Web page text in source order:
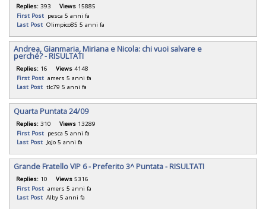
Replies: 393 Views 15885
First Post pesca 5 anni fa
Last Post Olimpico85 5 anni fa
Andrea, Gianmaria, Miriana e Nicola: chi vuoi salvare e
perché? - RISULTATI
Replies: 16 Views 4148
First Post amers 5 anni fa
Last Post tlc79 5 anni fa
Quarta Puntata 24/09
Replies: 310 Views 13289
First Post pesca 5 anni fa
Last Post JoJo 5 anni fa
Grande Fratello VIP 6 - Preferito 3^ Puntata - RISULTATI
Replies: 10 Views 5316
First Post amers 5 anni fa
Last Post Alby 5 anni fa